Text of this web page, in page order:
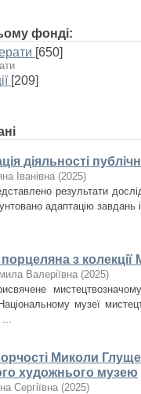
фонді:
[650]
[209]
діяльності
Іванівна (2025)
результати
адаптацію завдань
з колекції
Валеріївна (2025)
музеї
...
Миколи
художнього музею
Сергіївна (2025)